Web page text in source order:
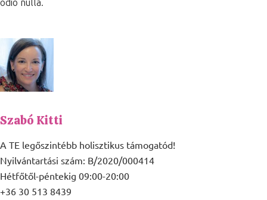
odio nulla.
Szabó Kitti
A TE legőszintébb holisztikus támogatód!
Nyilvántartási szám: B/2020/000414
Hétfőtől-péntekig 09:00-20:00
+36 30 513 8439